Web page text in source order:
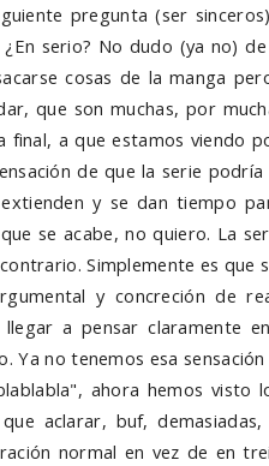
pregunta (ser
serio? No dudo (ya no)
cosas de la manga
que son muchas, por
a que estamos viendo
de que la serie
y se dan tiempo
se acabe, no quiero. La
Simplemente es que
y concreción de
a pensar claramente
Ya no tenemos esa
ahora hemos visto
aclarar, buf,
normal en vez de en